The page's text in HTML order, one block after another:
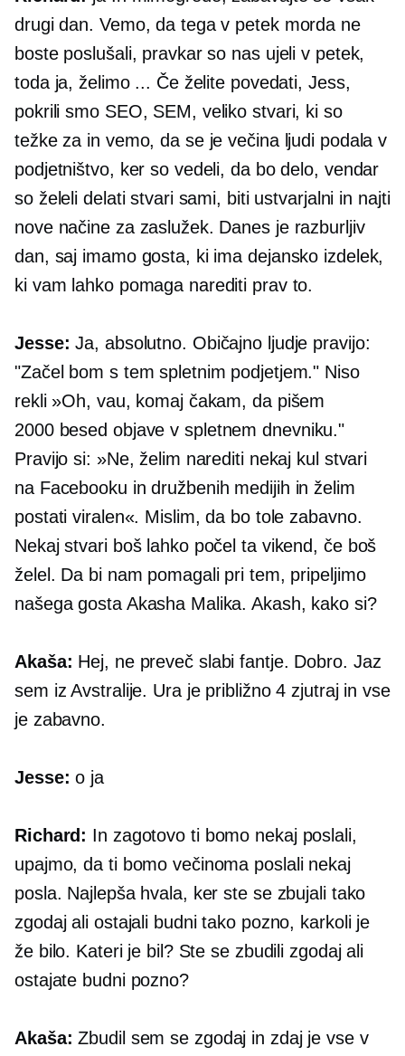
drugi dan. Vemo, da tega v petek morda ne
boste poslušali, pravkar so nas ujeli v petek,
toda ja, želimo ... Če želite povedati, Jess,
pokrili smo SEO, SEM, veliko stvari, ki so
težke za in vemo, da se je večina ljudi podala v
podjetništvo, ker so vedeli, da bo delo, vendar
so želeli delati stvari sami, biti ustvarjalni in najti
nove načine za zaslužek. Danes je razburljiv
dan, saj imamo gosta, ki ima dejansko izdelek,
ki vam lahko pomaga narediti prav to.
Jesse: Ja, absolutno. Običajno ljudje pravijo:
"Začel bom s tem spletnim podjetjem." Niso
rekli »Oh, vau, komaj čakam, da pišem
2000 besed objave v spletnem dnevniku."
Pravijo si: »Ne, želim narediti nekaj kul stvari
na Facebooku in družbenih medijih in želim
postati viralen«. Mislim, da bo tole zabavno.
Nekaj ​​stvari boš lahko počel ta vikend, če boš
želel. Da bi nam pomagali pri tem, pripeljimo
našega gosta Akasha Malika. Akash, kako si?
Akaša: Hej, ne preveč slabi fantje. Dobro. Jaz
sem iz Avstralije. Ura je približno 4 zjutraj in vse
je zabavno.
Jesse: o ja
Richard: In zagotovo ti bomo nekaj poslali,
upajmo, da ti bomo večinoma poslali nekaj
posla. Najlepša hvala, ker ste se zbujali tako
zgodaj ali ostajali budni tako pozno, karkoli je
že bilo. Kateri je bil? Ste se zbudili zgodaj ali
ostajate budni pozno?
Akaša: Zbudil sem se zgodaj in zdaj je vse v